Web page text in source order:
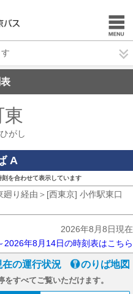
東
がし
A
を合わせて表示しています
廻り経由＞[西東京] 小作駅東口
2026年8月8日現在
2026年8月14日の時刻表はこちら
在の運行状況 のりば地図
すべてご覧いただけます。